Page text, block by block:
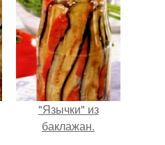
"Язычки" из
баклажан.